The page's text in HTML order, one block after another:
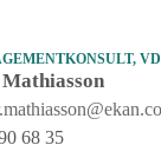
VD
68 35